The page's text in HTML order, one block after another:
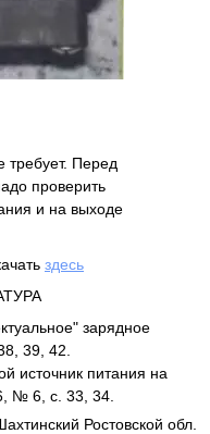
требует. Перед
проверить
и на выходе
здесь
зарядное
39, 42.
источник питания на
№ 6, с. 33, 34.
Ростовской обл.